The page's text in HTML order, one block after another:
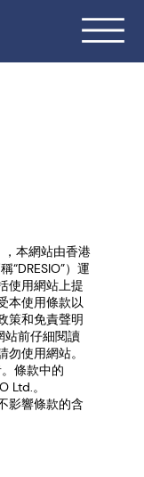
，本網站由香港
“DRESIO”）運
使用網站上提
本使用條款以
策和免責聲明
站前仔細閱讀
使用網站。
條款中的
Ltd.。
影響條款的含